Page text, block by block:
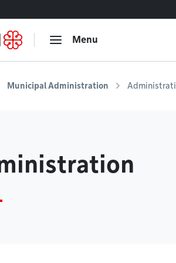
Menu
Municipal Administration